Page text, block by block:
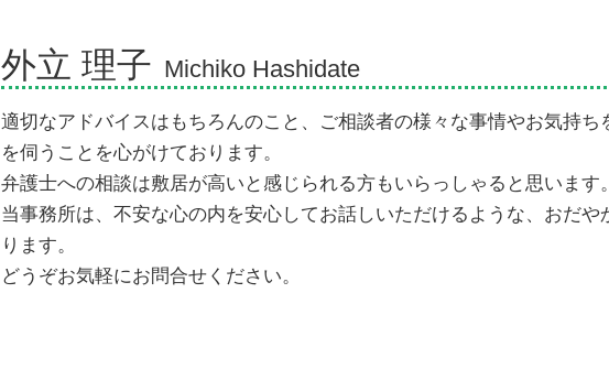
逸失利益 とは
示談交渉 弁護士
過失割合 慰謝料
車 人身事故
損害賠償の範囲
遺産 孫
相続放棄
外立 理子 Michiko Hashidate
適切なアドバイスはもちろんのこと、ご相談者の様々な事情やお気持
を伺うことを心がけております。
弁護士への相談は敷居が高いと感じられる方もいらっしゃると思います。
当事務所は、不安な心の内を安心してお話しいただけるような、おだ
ります。
どうぞお気軽にお問合せください。